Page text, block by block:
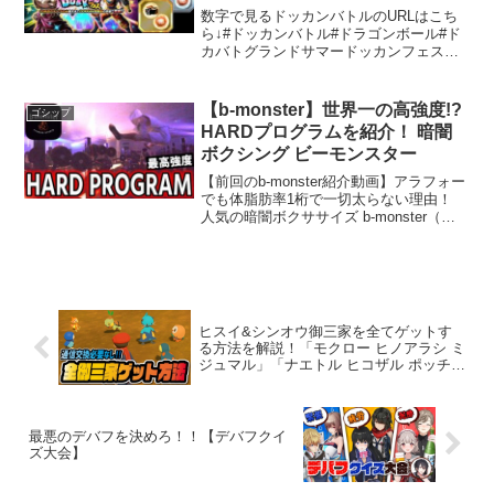
数字で見るドッカンバトルのURLはこち
ら↓#ドッカンバトル#ドラゴンボール#ド
カバトグランドサマードッカンフェスに
イントです。特に、6月に開催される「グ
ランドサマードッ...
ゴシップ
【b-monster】世界一の高強度!?
HARDプログラムを紹介！ 暗闇
ボクシング ビーモンスター
【前回のb-monster紹介動画】アラフォー
でも体脂肪率1桁で一切太らない理由！
人気の暗闇ボクササイズ b-monster（ビ
ヒスイ&シンオウ御三家を全てゲットす
る方法を解説！「モクロー ヒノアラシ ミ
ジュマル」「ナエトル ヒコザル ポッチャ
最悪のデバフを決めろ！！【デバフクイ
ズ大会】